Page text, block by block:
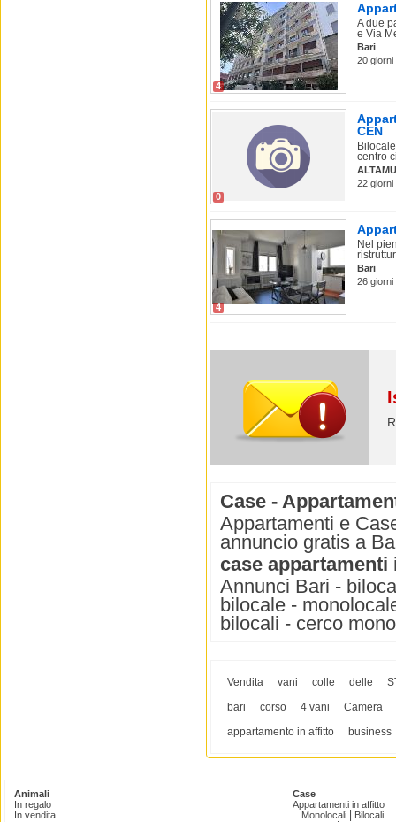
4
A due
e Via
Bari
20 giorni
0
CEN
centro
22 giorni
4
Nel
Bari
26 giorni
Case -
Appartamenti e
annuncio gratis a
case
Annunci Bari -
bilocale -
bilocali - cerco
Vendita vani colle delle
bari
corso 4 vani
Camera
appartamento in affitto
business
Animali
In regalo
In vendita
Case
Appartamenti in affitto
Monolocali
Bilocali